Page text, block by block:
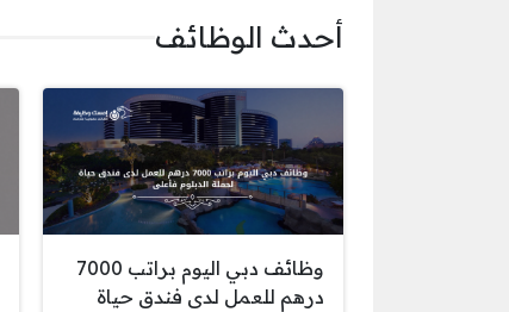
أحدث الوظائف
وظائف دبي اليوم براتب 7000
درهم للعمل لدى فندق حياة